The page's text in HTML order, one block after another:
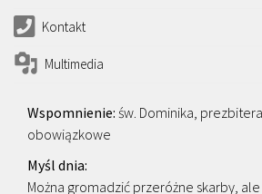
Kontakt
Multimedia
św. Dominika,
obowiązkowe
Można gromadzić przeróżne skarby,